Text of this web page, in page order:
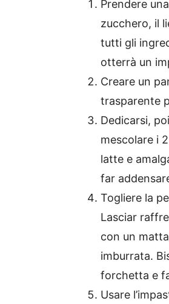
Prendere
zucchero, il
tutti gli
otterrà un
Creare un
trasparente
Dedicarsi,
mescolare i
latte e
far
Togliere la
Lasciar
con un
imburrata.
forchetta e
Usare